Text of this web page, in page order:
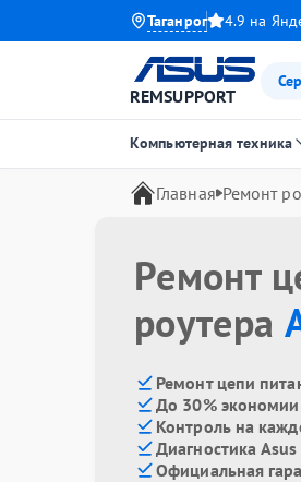
Таганрог 4.9 на
REMSUPPORT
Компьютерная техника
Главная Ремонт
Ремонт
роутера
Ремонт цепи
До 30% экономии
Контроль на
Диагностика
Официальная